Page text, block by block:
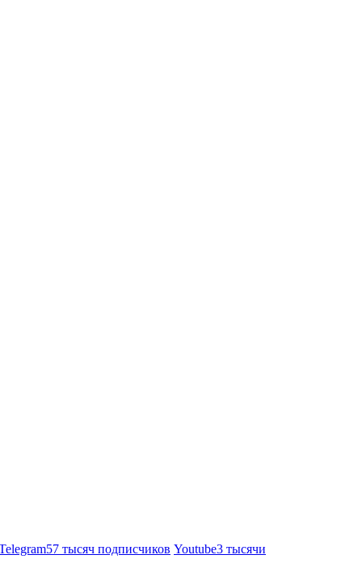
57 тысяч подписчиков Youtube3 тысячи